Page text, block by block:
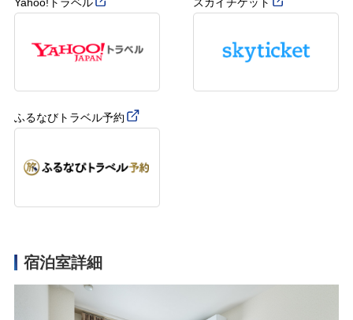
Yahoo!トラベル スカイチケット
ふるなびトラベル予約
宿泊室詳細